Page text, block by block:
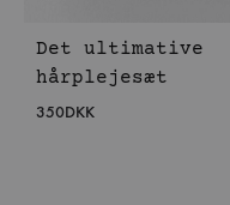
Det ultimative
hårplejesæt
350DKK